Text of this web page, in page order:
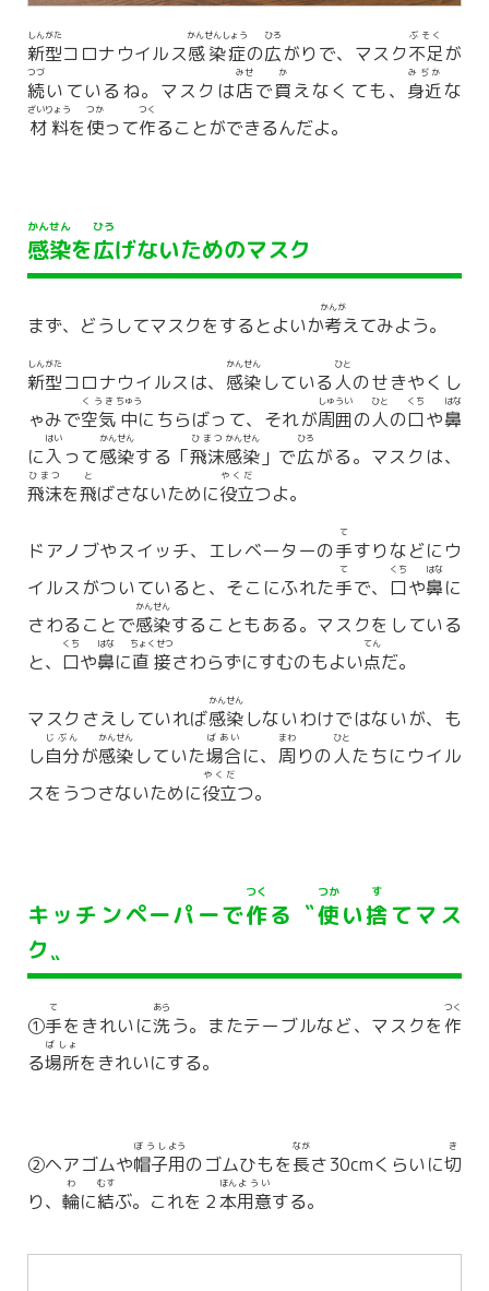
新型
しんがた
コロナウイルス感染症
かんせんしょう
の広
ひろ
がりで、マスク不足
ぶそく
が
続
つづ
いているね。マスクは店
みせ
で買
か
えなくても、 身近
みぢか
な
材料
ざいりょう
を使
つか
って作
つく
ることができるんだよ。
感染
かんせん
を広
ひろ
げないためのマスク
まず、どうしてマスクをするとよいか考
かんが
えてみよう。
新型
しんがた
コロナウイルスは、 感染
かんせん
している人
ひと
のせきやくし
ゃみで空気
くうき
中
ちゅう
にちらばって、それが周囲
しゅうい
の人
ひと
の口
くち
や鼻
はな
に入
はい
って感染
かんせん
する「飛沫
ひまつ
感染
かんせん
」で広
ひろ
がる。マスクは、
飛沫
ひまつ
を飛
と
ばさないために役立
やくだ
つよ。
ドアノブやスイッチ、エレベーターの手
て
すりなどにウ
イルスがついていると、そこにふれた手
て
で、 口
くち
や鼻
はな
に
さわることで感染
かんせん
することもある。マスクをしている
と、 口
くち
や鼻
はな
に直接
ちょくせつ
さわらずにすむのもよい点
てん
だ。
マスクさえしていれば感染
かんせん
しないわけではないが、も
し自分
じぶん
が感染
かんせん
していた場合
ばあい
に、 周
まわ
りの人
ひと
たちにウイル
スをうつさないために役立
やくだ
つ。
キッチンペーパーで作
つく
る〝使
つか
い捨
す
てマス
ク〟
①手
て
をきれいに洗
あら
う。またテーブルなど、マスクを 作
つく
る場所
ばしょ
をきれいにする。
②ヘアゴムや帽子
ぼうし
用
よう
のゴムひもを長
なが
さ30cmくらいに切
き
り、 輪
わ
に結
むす
ぶ。これを２本
ほん
用意
ようい
する。